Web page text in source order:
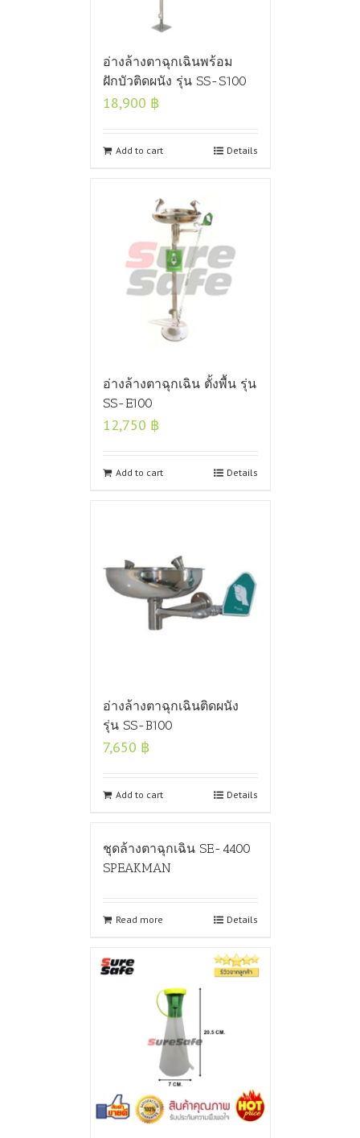
อ่างล้างตาฉุกเฉินพร้อม
ฝักบัวติดผนัง รุ่น SS-S100
18,900 ฿
Add to cart Details
อ่างล้างตาฉุกเฉิน ตั้งพื้น รุ่น
SS-E100
12,750 ฿
Add to cart Details
อ่างล้างตาฉุกเฉินติดผนัง
รุ่น SS-B100
7,650 ฿
Add to cart Details
ชุดล้างตาฉุกเฉิน SE-4400
SPEAKMAN
Read more Details